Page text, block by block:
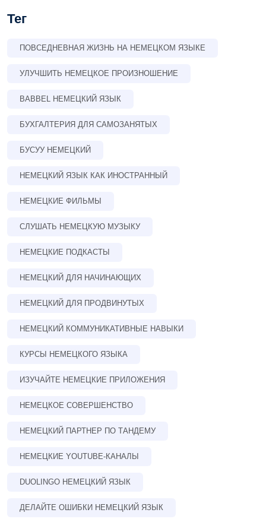
Тег
ПОВСЕДНЕВНАЯ ЖИЗНЬ НА НЕМЕЦКОМ ЯЗЫКЕ
УЛУЧШИТЬ НЕМЕЦКОЕ ПРОИЗНОШЕНИЕ
BABBEL НЕМЕЦКИЙ ЯЗЫК
БУХГАЛТЕРИЯ ДЛЯ САМОЗАНЯТЫХ
БУСУУ НЕМЕЦКИЙ
НЕМЕЦКИЙ ЯЗЫК КАК ИНОСТРАННЫЙ
НЕМЕЦКИЕ ФИЛЬМЫ
СЛУШАТЬ НЕМЕЦКУЮ МУЗЫКУ
НЕМЕЦКИЕ ПОДКАСТЫ
НЕМЕЦКИЙ ДЛЯ НАЧИНАЮЩИХ
НЕМЕЦКИЙ ДЛЯ ПРОДВИНУТЫХ
НЕМЕЦКИЙ КОММУНИКАТИВНЫЕ НАВЫКИ
КУРСЫ НЕМЕЦКОГО ЯЗЫКА
ИЗУЧАЙТЕ НЕМЕЦКИЕ ПРИЛОЖЕНИЯ
НЕМЕЦКОЕ СОВЕРШЕНСТВО
НЕМЕЦКИЙ ПАРТНЕР ПО ТАНДЕМУ
НЕМЕЦКИЕ YOUTUBE-КАНАЛЫ
DUOLINGO НЕМЕЦКИЙ ЯЗЫК
ДЕЛАЙТЕ ОШИБКИ НЕМЕЦКИЙ ЯЗЫК